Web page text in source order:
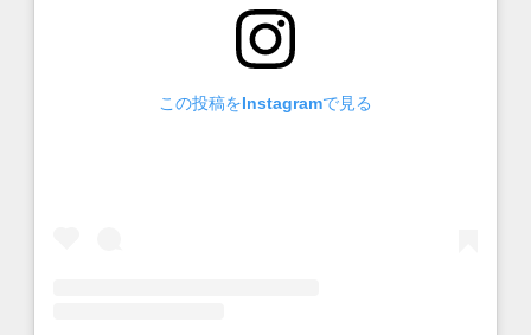
この投稿をInstagramで見る